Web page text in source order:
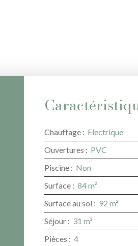
Chauffage : Electrique
Ouvertures : PVC
Piscine : Non
Surface : 84m²
Surface au sol : 92 m²
Séjour : 31 m²
Pièces : 4